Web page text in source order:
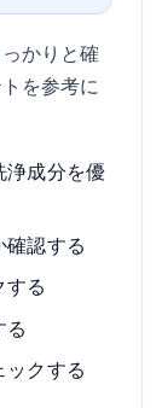
かりと確
を参考に
浄成分を優
認する
る
る
ックする